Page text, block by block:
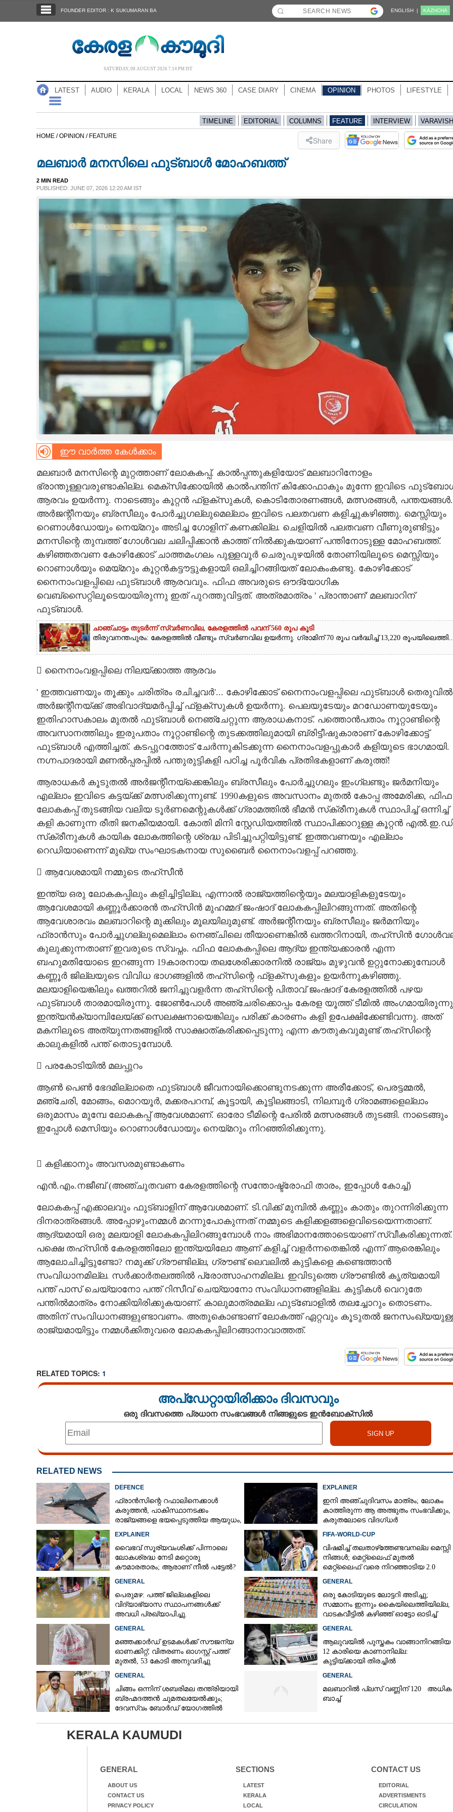
NOTIFIED NEWS
CARTOONS
LITERATURE
CONTACT US
FOUNDER EDITOR : K SUKUMARAN BA ENGLISH | KĀZHCHA
SATURDAY, 08 AUGUST 2026 7.14 PM IST
LATEST AUDIO KERALA LOCAL NEWS 360 CASE DIARY CINEMA OPINION PHOTOS LIFESTYLE
TIMELINE EDITORIAL COLUMNS FEATURE INTERVIEW
HOME /OPINION / FEATURE Share
മലബാർ മനസിലെ ഫുട്ബാൾ മോഹബത്ത്
2 MIN READ
PUBLISHED: JUNE 07, 2026 12:20 AM IST
ഈ വാർത്ത കേൾക്കാം
മലബാർ മനസിന്റെ മുറ്റത്താണ് ലോകകപ്പ്. കാൽപ്പന്തുകളിയോട് മലബാറിനോളം
ഭ്രാന്തുള്ളവരുണ്ടാകില്ല. മെക്‌സിക്കോയിൽ കാൽപന്തിന് കിക്കോഫാകും മുന്നേ ഇവിടെ
ആരവം ഉയർന്നു. നാടെങ്ങും കൂറ്റൻ ഫ്ളക്സുകൾ, കൊടിതോരണങ്ങൾ, മത്സരങ്ങൾ,
അർജന്റീനയും ബ്രസീലും പോർച്ചുഗല്ലുമെല്ലാം ഇവിടെ പലതവണ കളിച്ചുകഴിഞ്ഞു. മെസ്സിയും
റെണാൾഡോയും നെയ്മറും അടിച്ച ഗോളിന് കണക്കില്ല. ചെളിയിൽ പലതവണ വീണുരുണ്ടിട്ടും
മനസിന്റെ തുമ്പത്ത് ഗോൾവല ചലിപ്പിക്കാൻ കാത്ത് നിൽക്കുകയാണ് പന്തിനോടുള്ള മോഹബത്ത്.
കഴിഞ്ഞതവണ കോഴിക്കോട് ചാത്തമംഗലം പുള്ളവൂർ ചെരുപുഴയിൽ തോണിയിലൂടെ മെസ്സിയും
റൊണാൾയും മെയ്മറും കൂറ്റൻകട്ടൗട്ടുകളായി ഒലിച്ചിറങ്ങിയത് ലോകംകണ്ടു. കോഴിക്കോട്
നൈനാംവളപ്പിലെ ഫുട്‌ബാൾ ആരവവും. ഫിഫ അവരുടെ ഔദ്യോഗിക
വെബ്‌സൈറ്റിലൂടെയായിരുന്നു ഇത് പുറത്തുവിട്ടത്. അത്രമാത്രം ' പ്രാന്താണ്' മലബാറിന്
ഫുട്‌ബാൾ.
ചാഞ്ചാട്ടം തുടർന്ന് സ്വർണവില, കേരളത്തിൽ പവന് 560 രൂപ കൂടി
തിരുവനന്തപുരം: കേരളത്തിൽ വീണ്ടും സ്വർണവില ഉയർന്നു. ഗ്രാമിന് 70 രൂപ വർദ്ധിച്ച് 13,220
 നൈനാംവളപ്പിലെ നിലയ്ക്കാത്ത ആരവം
' ഇത്തവണയും തൂക്കും ചരിത്രം രചിച്ചവർ'... കോഴിക്കോട് നൈനാംവളപ്പിലെ ഫുട്ബാൾ തെരുവിൽ
അർജന്റീനയ്ക്ക് അഭിവാദ്യമർപ്പിച്ച് ഫ്ളക്സുകൾ ഉയർന്നു. പെലയുടേയും മറഡോണയുടേയും
ഇതിഹാസകാലം മുതൽ ഫുട്‌ബാൾ നെഞ്ചേറ്റുന്ന ആരാധകനാട്. പത്തൊൻപതാം നൂറ്റാണ്ടിന്റെ
അവസാനത്തിലും ഇരുപതാം നൂറ്റാണ്ടിന്റെ തുടക്കത്തിലുമായി ബ്രിട്ടീഷുകാരാണ് കോഴിക്കോട്ട്
ഫുട്‌ബാൾ എത്തിച്ചത്. കടപ്പുറത്തോട് ചേർന്നുകിടക്കുന്ന നൈനാംവളപ്പുകാർ കളിയുടെ ഭാഗമായി.
നഗ്നപാദരായി മണൽപ്പരപ്പിൽ പന്തുരുട്ടികളി പഠിച്ച പൂർവിക പ്രതിഭകളാണ് കരുത്ത്!
ആരാധകർ കൂടുതൽ അർജന്റീനയ്ക്കെങ്കിലും ബ്രസീലും പോർച്ചുഗലും ഇംഗ്ലണ്ടും ജർമനിയും
എല്ലാം ഇവിടെ കട്ടയ്ക്ക് മത്സരിക്കുന്നുണ്ട്. 1990കളുടെ അവസാനം മുതൽ കോപ്പ അമേരിക്ക, ഫിഫ
ലോകകപ്പ് തുടങ്ങിയ വലിയ ടൂർണമെന്റുകൾക്ക് ഗ്രാമത്തിൽ ഭീമൻ സ്‌ക്രീനുകൾ സ്ഥാപിച്ച് ഒന്നിച്ച്
കളി കാണുന്ന രീതി ജനകീയമായി. കോതി മിനി സ്റ്റേഡിയത്തിൽ സ്ഥാപിക്കാറുള്ള കൂറ്റൻ
സ്‌ക്രീനുകൾ കായിക ലോകത്തിന്റെ ശ്രദ്ധ പിടിച്ചുപറ്റിയിട്ടുണ്ട്. ഇത്തവണയും എല്ലാം
റെഡിയാണെന്ന് മുഖ്യ സംഘാടകനായ സുബൈർ നൈനാംവളപ്പ് പറഞ്ഞു.
 ആവേശമായി നമ്മുടെ തഹ്സീൻ
ഇന്ത്യ ഒരു ലോകകപ്പിലും കളിച്ചിട്ടില്ല, എന്നാൽ രാജ്യത്തിന്റെയും മലയാളികളുടേയും
ആവേശമായി കണ്ണൂർക്കാരൻ തഹ്‌സിൻ മുഹമ്മദ് ജംഷാദ് ലോകകപ്പിലിറങ്ങുന്നത്. അതിന്റെ
ആവേശാരവം മലബാറിന്റെ മുക്കിലും മൂലയിലുമുണ്ട്. അർജന്റീനയും ബ്രസീലും ജർമനിയും
ഫ്രാൻസും പോർച്ചുഗല്ലുമെല്ലാം നെഞ്ചിലെ തീയാണെങ്കിൽ ഖത്തറിനായി, തഹ്‌സിൻ
കുലുക്കുന്നതാണ് ഇവരുടെ സ്വപ്നം. ഫിഫ ലോകകപ്പിലെ ആദ്യ ഇന്ത്യക്കാരൻ എന്ന
ബഹുമതിയോടെ ഇറങ്ങുന്ന 19കാരനായ തലശേരിക്കാരനിൽ രാജ്യം മുഴുവൻ ഉറ്റുനോക്കുമ്പോൾ
കണ്ണൂർ ജില്ലയുടെ വിവിധ ഭാഗങ്ങളിൽ തഹ്‌സിന്റെ ഫ്‌ളക്‌സുകളും ഉയർന്നുകഴിഞ്ഞു.
മലയാളിയെങ്കിലും ഖത്തറിൽ ജനിച്ചുവളർന്ന തഹ്‌സിന്റെ പിതാവ് ജംഷാദ് കേരളത്തിൽ പഴയ
ഫുട്‌ബാൾ താരമായിരുന്നു. ജോൺപോൾ അഞ്ചേരിക്കൊപ്പം കേരള യൂത്ത് ടീമിൽ
ഇന്ത്യൻക്യാമ്പിലേയ്ക്ക് സെലക്ഷനായെങ്കിലും പരിക്ക് കാരണം കളി ഉപേക്ഷിക്കേണ്ടിവന്നു. അത്
മകനിലൂടെ അത്യുന്നതങ്ങളിൽ സാക്ഷാത്കരിക്കപ്പെടുന്നു എന്ന കൗതുകവുമുണ്ട് തഹ്‌സിന്റെ
കാലുകളിൽ പന്ത് തൊടുമ്പോൾ.
 പരകോടിയിൽ മലപ്പുറം
ആൺ പെൺ ഭേദമില്ലാതെ ഫുട്‌ബാൾ ജീവനായിക്കൊണ്ടുനടക്കുന്ന അരീക്കോട്, പെരട്ടമ്മൽ,
മഞ്ചേരി, മോങ്ങം, മൊറയൂർ, മക്കരപറമ്പ്, കൂട്ടായി, കൂട്ടിലങ്ങാടി, നിലമ്പൂർ ഗ്രാമങ്ങളെല്ലാം
ഒരുമാസം മുമ്പേ ലോകകപ്പ് ആവേശമാണ്. ഓരോ ടീമിന്റെ പേരിൽ മത്സരങ്ങൾ തുടങ്ങി. നാടെങ്ങും
ഇപ്പോൾ മെസിയും റൊണാൾഡോയും നെയ്മറും നിറഞ്ഞിരിക്കുന്നു.
 കളിക്കാനും അവസരമുണ്ടാകണം
എൻ.എം.നജീബ് (അഞ്ചുതവണ കേരളത്തിന്റെ സന്തോഷ്ട്രോഫി താരം, ഇപ്പോൾ കോച്ച്)
ലോകകപ്പ് എക്കാലവും ഫുട്‌ബാളിന് ആവേശമാണ്. ടി.വിക്ക് മുമ്പിൽ കണ്ണും കാതും തുറന്നിരിക്കുന്ന
ദിനരാത്രങ്ങൾ. അപ്പോഴുംനമ്മൾ മറന്നുപോകുന്നത് നമ്മുടെ കളിക്കളങ്ങളെവിടെയെന്നതാണ്.
ആദ്യമായി ഒരു മലയാളി ലോകകപ്പിലിറങ്ങുമ്പോൾ നാം അഭിമാനത്തോടെയാണ് സ്വീകരിക്കുന്നത്.
പക്ഷെ തഹ്‌സിൻ കേരളത്തിലോ ഇന്ത്യയിലോ ആണ് കളിച്ച് വളർന്നതെങ്കിൽ എന്ന് ആരെങ്കിലും
ആലോചിച്ചിട്ടുണ്ടോ? നമുക്ക് ഗ്രൗണ്ടില്ല, ഗ്രൗണ്ട് ലെവലിൽ കുട്ടികളെ കണ്ടെത്താൻ
സംവിധാനമില്ല. സർക്കാർതലത്തിൽ പ്രോത്സാഹനമില്ല. ഇവിടുത്തെ ഗ്രൗണ്ടിൽ കൃത്യമായി
പന്ത് പാസ് ചെയ്യാനോ പന്ത് റിസീവ് ചെയ്യാനോ സംവിധാനങ്ങളില്ല. കുട്ടികൾ വെറുതേ
പന്തിൽമാത്രം നോക്കിയിരിക്കുകയാണ്. കാലുമാത്രമല്ല ഫുട്‌ബോളിൽ തലച്ചോറും തൊടണം.
അതിന് സംവിധാനങ്ങളുണ്ടാവണം. അതുകൊണ്ടാണ് ലോകത്ത് ഏറ്റവും കൂടുതൽ
രാജ്യമായിട്ടും നമ്മൾക്കിതുവരെ ലോകകപ്പിലിറങ്ങാനാവാത്തത്.
RELATED TOPICS: 1
അപ്ഡേറ്റായിരിക്കാം ദിവസവും
ഒരു ദിവസത്തെ പ്രധാന സംഭവങ്ങൾ നിങ്ങളുടെ ഇൻബോക്സിൽ
RELATED NEWS
DEFENCE
ഫ്രാൻസിന്റെ റഫാലിനെക്കാൾ
കരുത്തൻ,​ പാകിസ്ഥാനടക്കം
രാജ്യങ്ങളെ ഭയപ്പെടുത്തിയ ആയുധം,​
EXPLAINER
ഇനി അഞ്ചുദിവസം മാത്രം; ലോകം
കാത്തിരുന്ന ആ അത്ഭുതം സംഭവിക്കും,
കരുതലോടെ വിദഗ്ധർ
EXPLAINER
വൈഭവ് സൂര്യവംശിക്ക് പിന്നാലെ
ലോകശ്രദ്ധ നേടി മറ്റൊരു
കൗമാരതാരം; ആരാണ് നീൽ പട്ടേൽ?
FIFA-WORLD-CUP
വിഷമിച്ച് തലതാഴ്‌ത്തേണ്ടവനല്ല മെസ്സി
നിങ്ങള്‍; മെറ്റ്‌ലൈഫ് മുതല്‍
മെറ്റ്‌ലൈഫ് വരെ നിറഞ്ഞാടിയ 2.0
GENERAL
പെരുമഴ: പത്ത് ജില്ലകളിലെ
വിദ്യാഭ്യാസ സ്ഥാപനങ്ങൾക്ക്
അവധി പ്രഖ്യാപിച്ചു.
GENERAL
ഒരു കോടിയുടെ ലോട്ടറി അടിച്ചു;
സമ്മാനം ഇന്നും കൈയിലെത്തിയില്ല,
വാടകവീട്ടിൽ കഴിഞ്ഞ് ഓട്ടോ ഓടിച്ച്
GENERAL
മഞ്ഞക്കാർഡ് ഉടമകൾക്ക് സൗജന്യ
ഓണക്കിറ്റ്; വിതരണം ഓഗസ്റ്റ് പത്ത്
മുതൽ, 53 കോടി അനുവദിച്ചു
GENERAL
ആലുവയിൽ പുസ്തകം വാങ്ങാനിറങ്ങിയ
12 കാരിയെ കാണാനില്ല:
കുട്ടിയ്ക്കായി തിരച്ചിൽ
GENERAL
ചിങ്ങം ഒന്നിന് ശബരിമല തന്ത്രിയായി
ബ്രഹ്മദത്തൻ ചുമതലയേൽക്കും;
ദേവസ്വം ബോർഡ് യോഗത്തിൽ
GENERAL
മലബാറിൽ പ്ലസ് വണ്ണിന് 120 അധിക
ബാച്ച്
KERALA KAUMUDI
GENERAL
ABOUT US
CONTACT US
PRIVACY POLICY
SECTIONS
LATEST
KERALA
LOCAL
CONTACT US
EDITORIAL
ADVERTISMENTS
CIRCULATION
മലബാർ മനസിലെ ഫുട്ബാൾ മോഹബത്ത്
Share this link
Copy Link